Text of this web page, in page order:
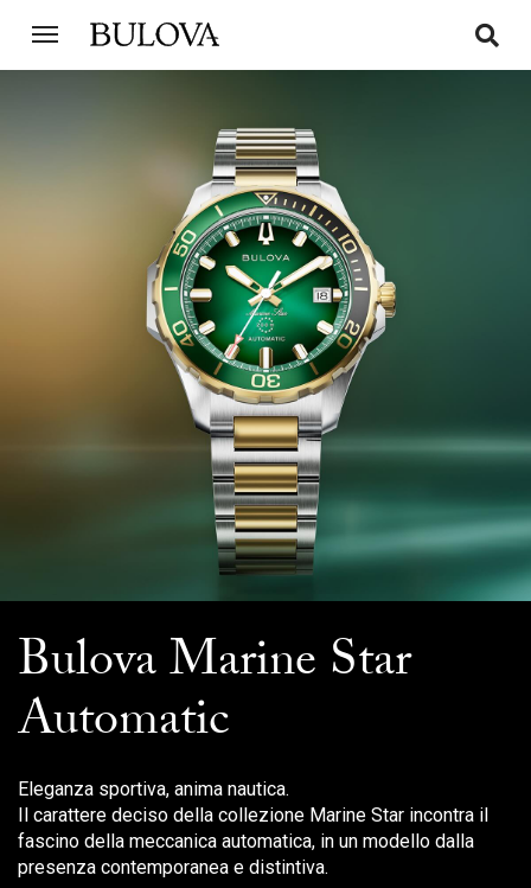
Bulova Marine Star
Automatic
Eleganza sportiva, anima nautica.
Il carattere deciso della collezione Marine Star incontra il
fascino della meccanica automatica, in un modello dalla
presenza contemporanea e distintiva.